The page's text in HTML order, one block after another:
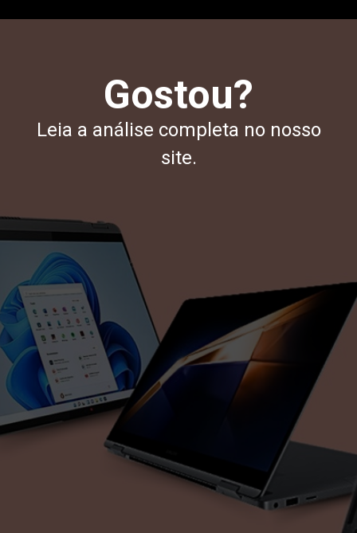
Gostou?
Leia a análise completa no nosso
site.